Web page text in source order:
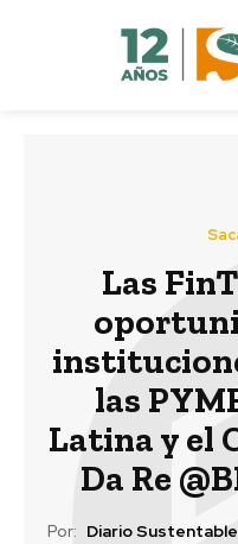
Las
las
Latina y el
Da Re
Por: Diario Sustentable